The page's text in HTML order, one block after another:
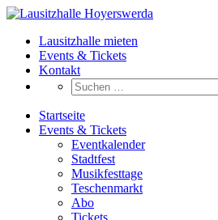
Zum
springenLausitzhalle mieten
Events & Tickets
Kontakt
Suchen
nach:
Startseite
Events & Tickets
Eventkalender
Stadtfest
Musikfesttage
Teschenmarkt
Abo